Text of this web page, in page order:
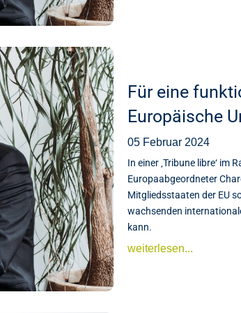
Für eine
Europäische
05 Februar 2024
In einer ‚Tribune libre‘ im
Europaabgeordneter
Mitgliedsstaaten der EU
wachsenden
kann.
weiterlesen...